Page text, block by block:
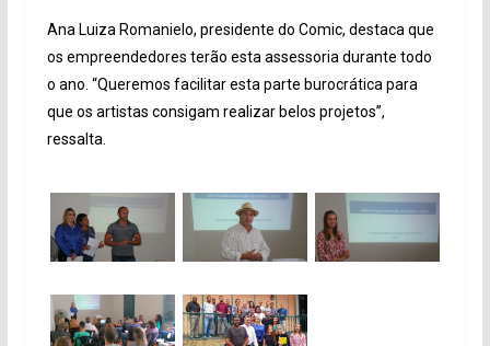
Ana Luiza Romanielo, presidente do Comic, destaca que
os empreendedores terão esta assessoria durante todo
o ano. “Queremos facilitar esta parte burocrática para
que os artistas consigam realizar belos projetos”,
ressalta.